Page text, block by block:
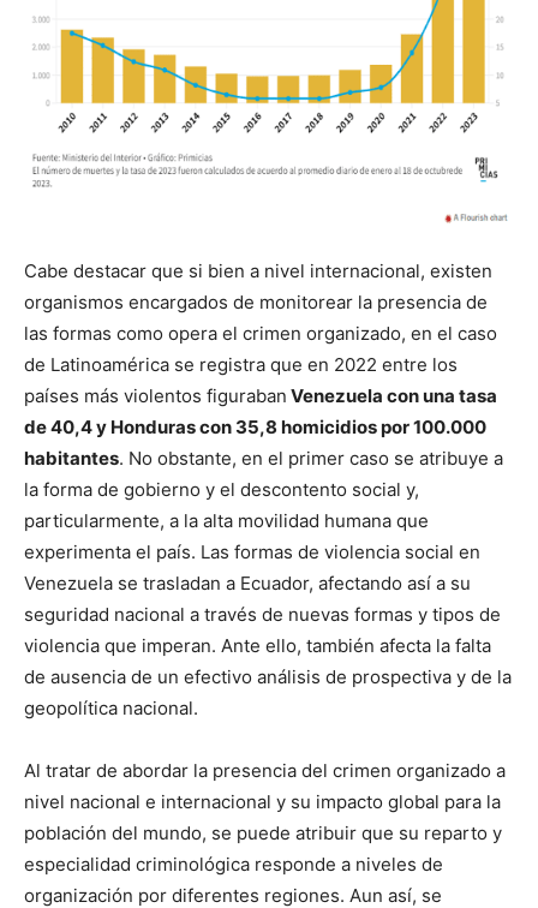
Cabe destacar que si bien a nivel internacional, existen
organismos encargados de monitorear la presencia de
las formas como opera el crimen organizado, en el caso
de Latinoamérica se registra que en 2022 entre los
países más violentos figuraban Venezuela con una tasa
de 40,4 y Honduras con 35,8 homicidios por 100.000
habitantes. No obstante, en el primer caso se atribuye a
la forma de gobierno y el descontento social y,
particularmente, a la alta movilidad humana que
experimenta el país. Las formas de violencia social en
Venezuela se trasladan a Ecuador, afectando así a su
seguridad nacional a través de nuevas formas y tipos de
violencia que imperan. Ante ello, también afecta la falta
de ausencia de un efectivo análisis de prospectiva y de la
geopolítica nacional.
Al tratar de abordar la presencia del crimen organizado a
nivel nacional e internacional y su impacto global para la
población del mundo, se puede atribuir que su reparto y
especialidad criminológica responde a niveles de
organización por diferentes regiones. Aun así, se